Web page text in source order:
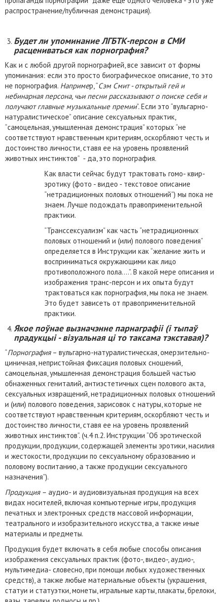
распространение/публичная демонстрация).
Будет ли упоминание ЛГБТК-персон в СМИ
расцениваться как порнография?
Как и с любой другой порнографией, все зависит от формы
упоминания: если это просто биографическое описание, то это
не порнография. Например, “Сэм Смит - открытый гей и
небинарная персона, чьи песни рассказывают о поиске себя и
получают главные музыкальные премии”. Если это “вульгарно-
натуралистическое” описание сексуальных практик,
“самоцельная, умышленная демонстрация” которых “не
соответствуют нравственным критериям, оскорбляют честь и
достоинство личности, ставя ее на уровень проявлений
животных инстинктов” - да, это порнография.
Как власти сейчас будут трактовать гомо- квир-
эротику (фото - видео - текстовое описание
“нетрадиционных половых отношений”) мы пока не
знаем. Лучше подождать правоприменительной
практики.
“Транссексуализм” как часть “нетрадиционных
половых отношений и (или) полового поведения”
определяется в Инструкции как “желание жить и
восприниматься окружающими как лицо
противоположного пола….”. В какой мере описания и
изображения транс-персон и их опыта будут
трактоваться как порнография, мы пока не знаем.
Это будет зависеть от правоприменительной
практики.
Якое поўнае вызначэнне парнаграфіі (і тыпаў
прадукцыі - візуальная ці то таксама тэкставая)?
“Порнография– вульгарно-натуралистическая, омерзительно-
циничная, непристойная фиксация половых сношений,
самоцельная, умышленная демонстрация большей частью
обнаженных гениталий, антиэстетичных сцен полового акта,
сексуальных извращений, нетрадиционных половых отношений
и (или) полового поведения, зарисовок с натуры, которые не
соответствуют нравственным критериям, оскорбляют честь и
достоинство личности, ставя ее на уровень проявлений
животных инстинктов”. (ч.4 п.2. Инструкции “Об эротической
продукции, продукции, содержащей элементы эротики, насилия
и жестокости, продукции по сексуальному образованию и
половому воспитанию, а также продукции сексуального
назначения”).
Продукция – аудио- и аудиовизуальная продукция на всех
видах носителей, включая компьютерные игры, продукция
печатных и электронных средств массовой информации,
театрального и изобразительного искусства, а также иные
материалы и предметы.
Продукция будет включать в себя любые способы описания
изображения сексуальных практик (фото-, видео-, аудио-,
мультимедиа- словесно, при помощи любых художественных
средств), а также любые материальные объекты (украшения,
статуи и статуэтки, монеты, игральные карты, плакаты, брелоки,